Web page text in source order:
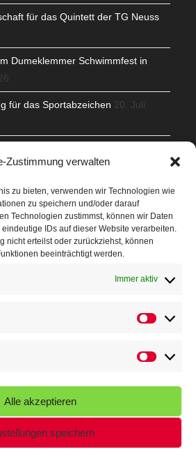
Zustimmung verwalten
zu bieten, verwenden wir Technologien wie
zu speichern und/oder darauf
Technologien zustimmst, können wir Daten
IDs auf dieser Website verarbeiten.
nicht erteilst oder zurückziehst, können
beeinträchtigt werden.
Immer aktiv
Alle akzeptieren
speichern
für das Quintett der TG Neuss
Dumeklemmer Schwimmfest in
für das Sportabzeichen 20. Juli